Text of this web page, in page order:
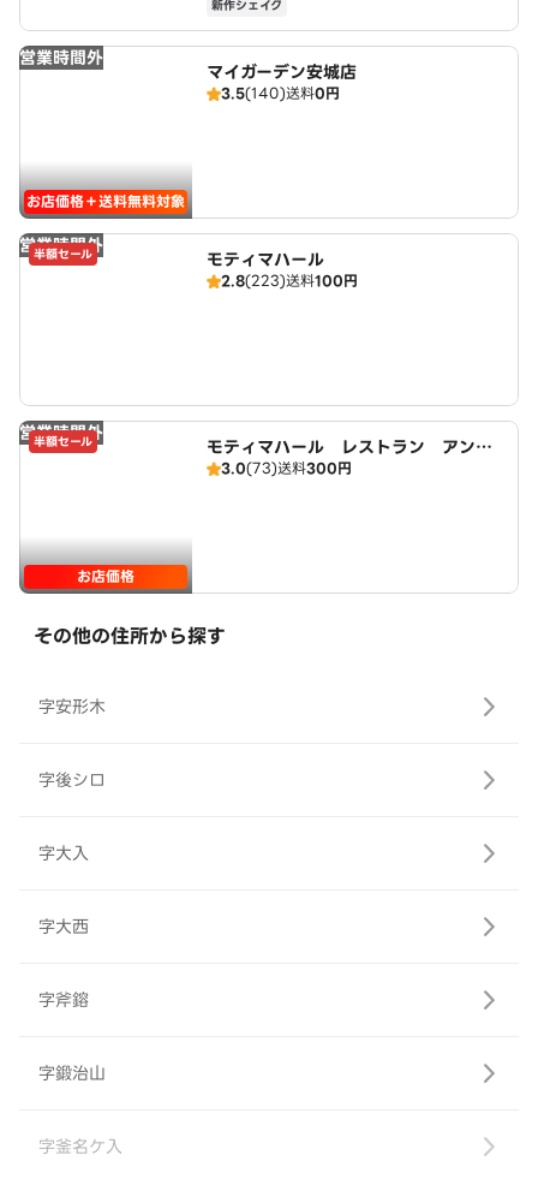
新作シェイク
営業時間外
お店価格＋送料無料対象
マイガーデン安城店
3.5(140)送料0円
営業時間外
半額セール モティマハール
2.8(223)送料100円
営業時間外
半額セール
お店価格
モティマハール レストラン アンド
バー
3.0(73)送料300円
その他の住所から探す
字安形木
字後シロ
字大入
字大西
字斧鎔
字鍛治山
字釜名ケ入